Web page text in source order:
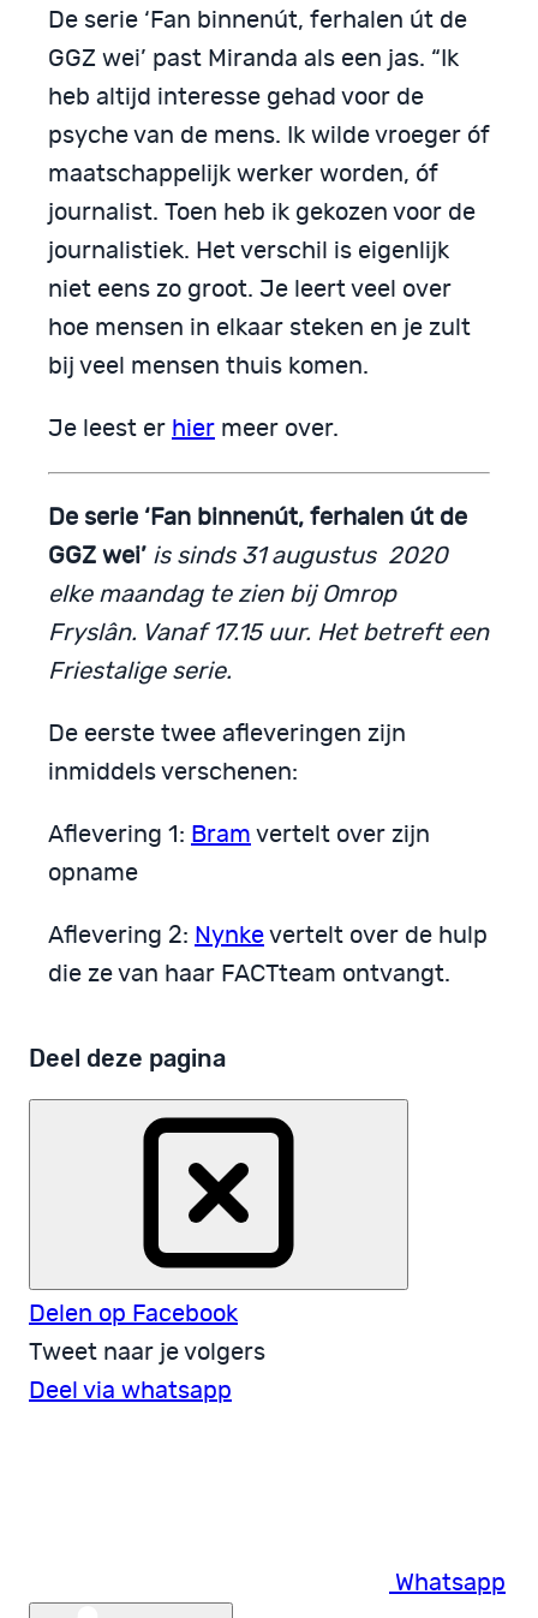
De serie ‘Fan binnenút, ferhalen út de
GGZ wei’ past Miranda als een jas. “Ik
heb altijd interesse gehad voor de
psyche van de mens. Ik wilde vroeger óf
maatschappelijk werker worden, óf
journalist. Toen heb ik gekozen voor de
journalistiek. Het verschil is eigenlijk
niet eens zo groot. Je leert veel over
hoe mensen in elkaar steken en je zult
bij veel mensen thuis komen.
Je leest er hier meer over.
De serie ‘Fan binnenút, ferhalen út de
GGZ wei’ is sinds 31 augustus 2020
elke maandag te zien bij Omrop
Fryslân. Vanaf 17.15 uur. Het betreft een
Friestalige serie.
De eerste twee afleveringen zijn
inmiddels verschenen:
Aflevering 1: Bram vertelt over zijn
opname
Aflevering 2: Nynke vertelt over de hulp
die ze van haar FACTteam ontvangt.
Deel deze pagina
Delen op Facebook
Tweet naar je volgers
Deel via whatsapp
Whatsapp